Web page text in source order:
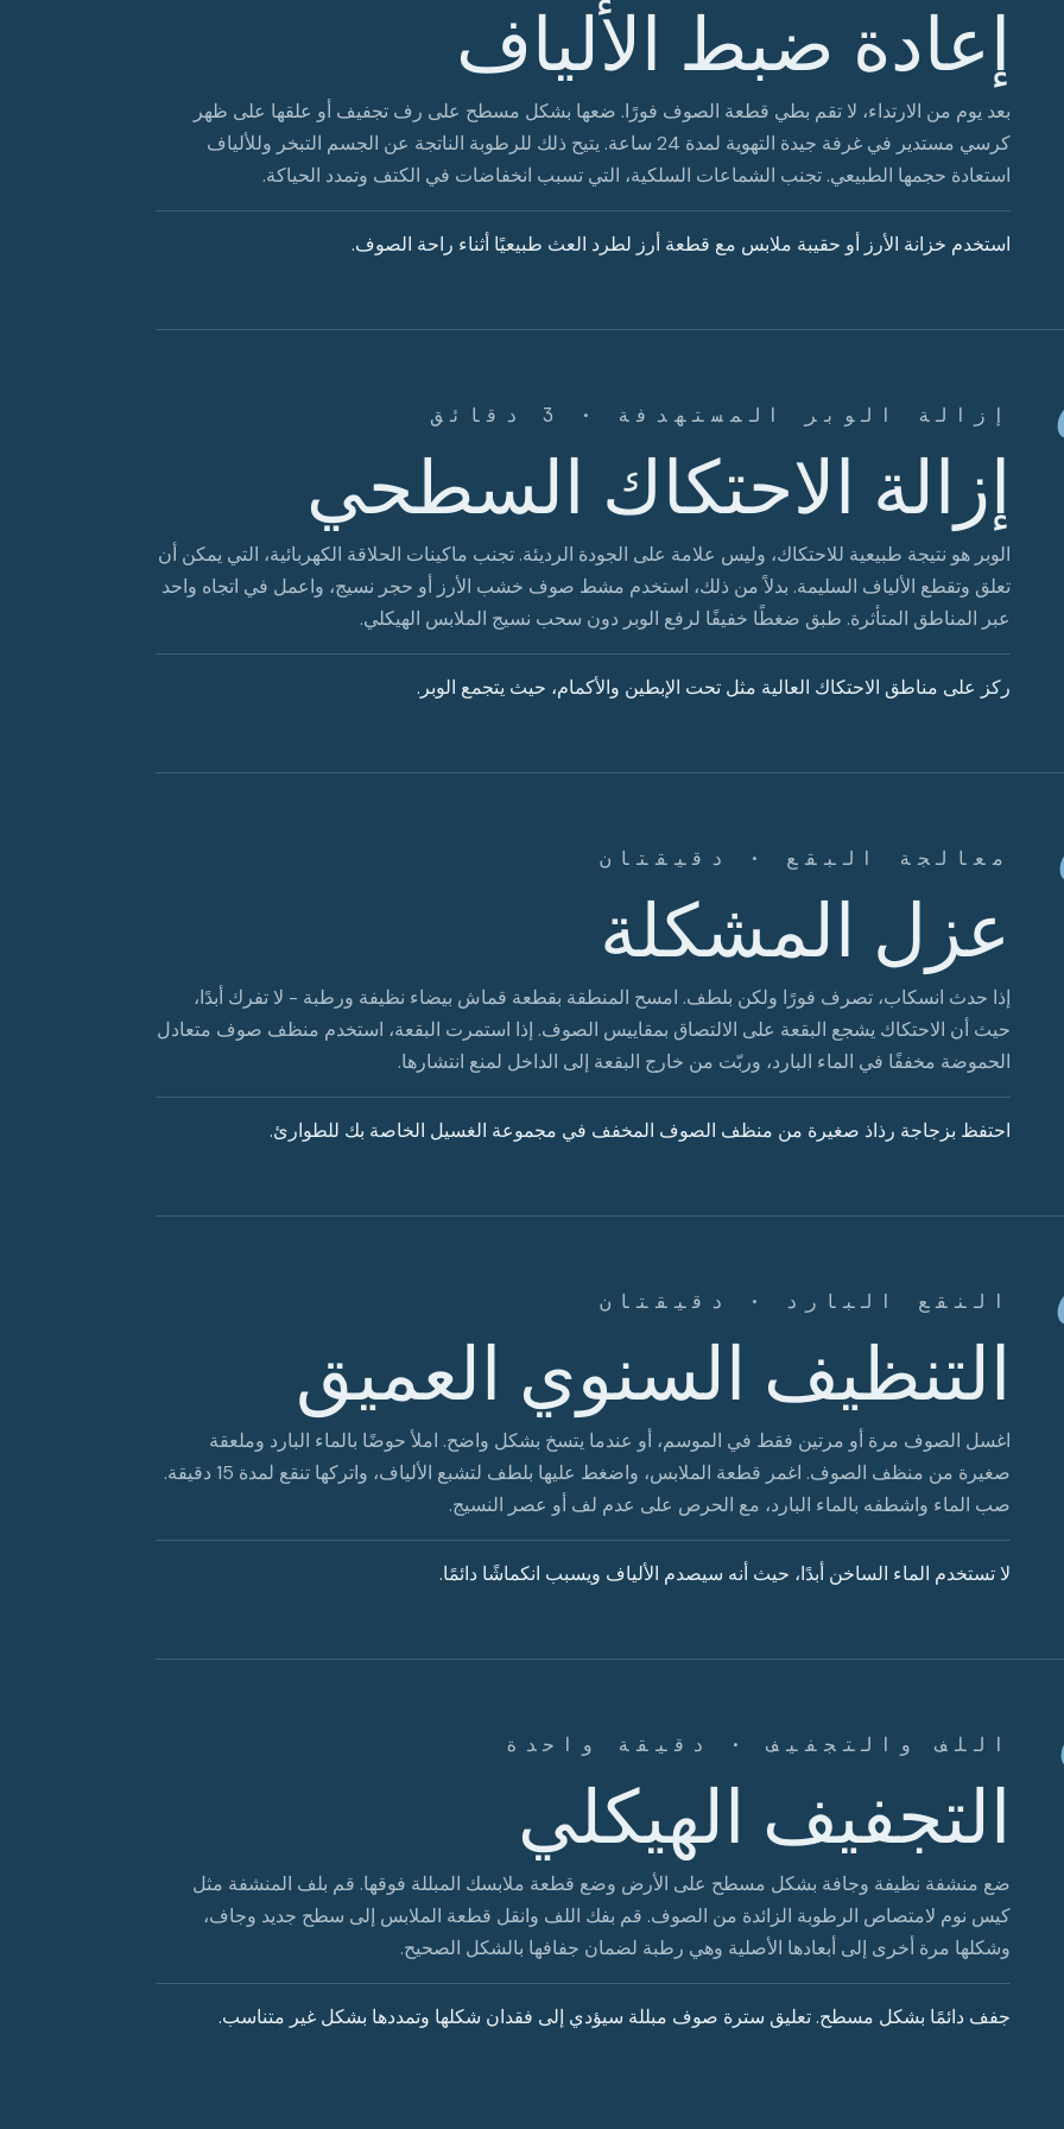
إعادة ضبط الألياف
بعد يوم من الارتداء، لا تقم بطي قطعة الصوف فورًا. ضعها بشكل مسطح على رف تجفيف أو علقها على ظهر
كرسي مستدير في غرفة جيدة التهوية لمدة 24 ساعة. يتيح ذلك للرطوبة الناتجة عن الجسم التبخر وللألياف
استعادة حجمها الطبيعي. تجنب الشماعات السلكية، التي تسبب انخفاضات في الكتف وتمدد الحياكة.
استخدم خزانة الأرز أو حقيبة ملابس مع قطعة أرز لطرد العث طبيعيًا أثناء راحة الصوف.
إزالة الوبر المستهدفة · 3 دقائق
إزالة الاحتكاك السطحي
الوبر هو نتيجة طبيعية للاحتكاك، وليس علامة على الجودة الرديئة. تجنب ماكينات الحلاقة الكهربائية، التي يمكن أن
تعلق وتقطع الألياف السليمة. بدلاً من ذلك، استخدم مشط صوف خشب الأرز أو حجر نسيج، واعمل في اتجاه واحد
عبر المناطق المتأثرة. طبق ضغطًا خفيفًا لرفع الوبر دون سحب نسيج الملابس الهيكلي.
ركز على مناطق الاحتكاك العالية مثل تحت الإبطين والأكمام، حيث يتجمع الوبر.
معالجة البقع · دقيقتان
عزل المشكلة
إذا حدث انسكاب، تصرف فورًا ولكن بلطف. امسح المنطقة بقطعة قماش بيضاء نظيفة ورطبة - لا تفرك أبدًا،
حيث أن الاحتكاك يشجع البقعة على الالتصاق بمقاييس الصوف. إذا استمرت البقعة، استخدم منظف صوف متعادل
الحموضة مخففًا في الماء البارد، وربّت من خارج البقعة إلى الداخل لمنع انتشارها.
احتفظ بزجاجة رذاذ صغيرة من منظف الصوف المخفف في مجموعة الغسيل الخاصة بك للطوارئ.
النقع البارد · دقيقتان
التنظيف السنوي العميق
اغسل الصوف مرة أو مرتين فقط في الموسم، أو عندما يتسخ بشكل واضح. املأ حوضًا بالماء البارد وملعقة
صغيرة من منظف الصوف. اغمر قطعة الملابس، واضغط عليها بلطف لتشبع الألياف، واتركها تنقع لمدة 15 دقيقة.
صب الماء واشطفه بالماء البارد، مع الحرص على عدم لف أو عصر النسيج.
لا تستخدم الماء الساخن أبدًا، حيث أنه سيصدم الألياف ويسبب انكماشًا دائمًا.
اللف والتجفيف · دقيقة واحدة
التجفيف الهيكلي
ضع منشفة نظيفة وجافة بشكل مسطح على الأرض وضع قطعة ملابسك المبللة فوقها. قم بلف المنشفة مثل
كيس نوم لامتصاص الرطوبة الزائدة من الصوف. قم بفك اللف وانقل قطعة الملابس إلى سطح جديد وجاف،
وشكلها مرة أخرى إلى أبعادها الأصلية وهي رطبة لضمان جفافها بالشكل الصحيح.
جفف دائمًا بشكل مسطح. تعليق سترة صوف مبللة سيؤدي إلى فقدان شكلها وتمددها بشكل غير متناسب.